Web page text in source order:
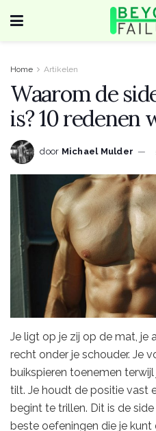
Home Artikelen
Waarom de
is? 10 redenen
door Michael Mulder
Je ligt op je zij op de mat, je
recht onder je schouder. Je
buikspieren toenemen
tilt. Je houdt de positie vast
begint te trillen. Dit is de
beste oefeningen die je